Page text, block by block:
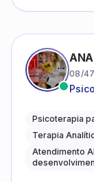
08/
Psicoterapia
Terapia
Atendimento